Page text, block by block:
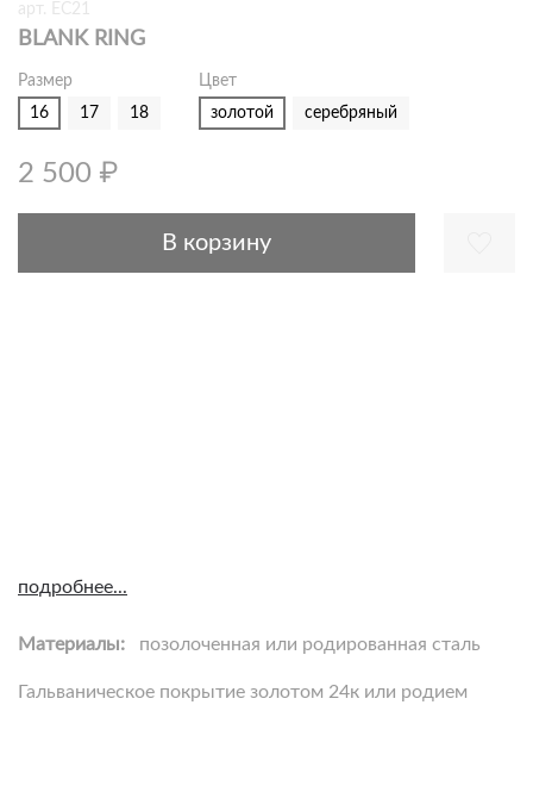
арт. EC21
BLANK RING
Размер
16
17 18
Цвет
золотой
серебряный
2 500 ₽
В корзину
подробнее...
Материалы: позолоченная или родированная сталь
Гальваническое покрытие золотом 24к или родием